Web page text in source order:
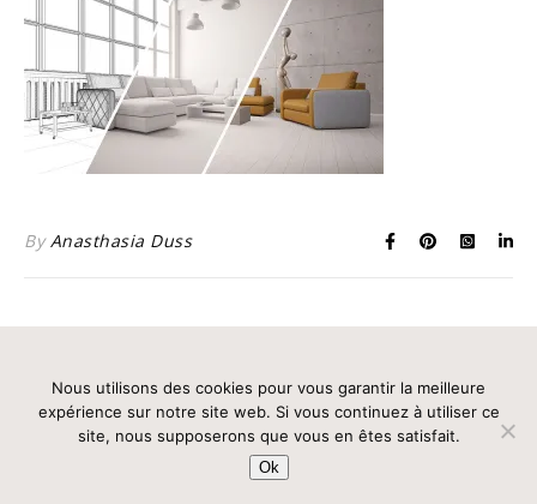
ByAnasthasia Duss
Politique de confidentialité
CGV Contact
Nous utilisons des cookies pour vous garantir la meilleure
expérience sur notre site web. Si vous continuez à utiliser ce
site, nous supposerons que vous en êtes satisfait.
Ok